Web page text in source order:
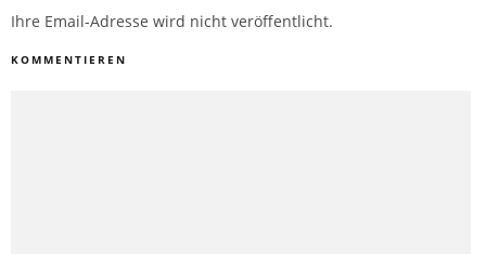
Ihre Email-Adresse wird nicht veröffentlicht.
KOMMENTIEREN